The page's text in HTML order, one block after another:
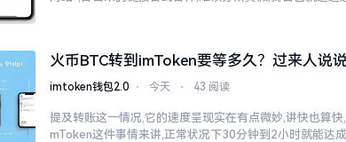
火币BTC转到imToken要等多久？过来人说
imtoken钱包2.0 ⋅ 今天 ⋅ 43 阅读
提及转账这一情况,它的速度呈现实在有点微妙,讲快也算
mToken这件事情来讲,正常状况下30分钟到2小时就能达